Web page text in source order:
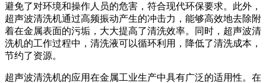
避免了对环境和操作人员的危害，符合现代环保要求。此外，
超声波清洗机通过高频振动产生的冲击力，能够高效地去除附
着在金属表面的污垢，大大提高了清洗效率。同时，超声波清
洗机的工作过程中，清洗液可以循环利用，降低了清洗成本，
节约了资源。
超声波清洗机的应用在金属工业生产中具有广泛的适用性。在